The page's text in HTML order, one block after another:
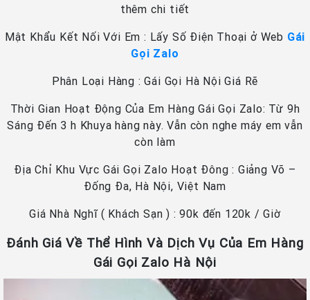
thêm chi tiết
Mật Khẩu Kết Nối Với Em : Lấy Số Điện Thoại ở Web Gái
Gọi Zalo
Phân Loại Hàng : Gái Gọi Hà Nội Giá Rẽ
Thời Gian Hoạt Động Của Em Hàng Gái Gọi Zalo: Từ 9h
Sáng Đến 3 h Khuya hàng này. Vẫn còn nghe máy em vẫn
còn làm
Địa Chỉ Khu Vực Gái Gọi Zalo Hoạt Đông : Giảng Võ –
Đống Đa, Hà Nội, Việt Nam
Giá Nhà Nghĩ ( Khách Sạn ) : 90k đến 120k / Giờ
Đánh Giá Về Thể Hình Và Dịch Vụ Của Em Hàng
Gái Gọi Zalo Hà Nội